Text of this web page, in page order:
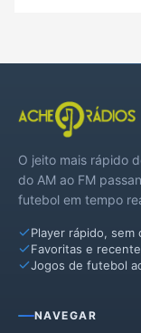
O jeito mais rápido
do AM ao FM
futebol em tempo
Player rápido, sem
Favoritas e
Jogos de futebol
NAVEGAR